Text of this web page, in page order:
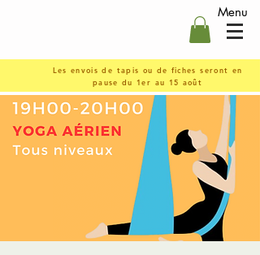
Menu
Les envois de tapis ou de fiches seront en
pause du 1er au 15 août